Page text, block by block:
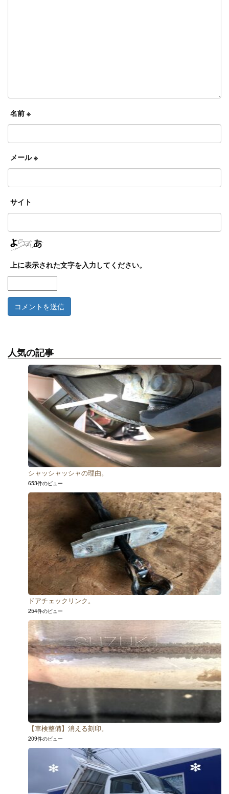
名前 ※
メール※
サイト
上に表示された文字を入力してください。
人気の記事
シャッシャッシャの理由。
653件のビュー
ドアチェックリンク。
254件のビュー
【車検整備】消える刻印。
209件のビュー